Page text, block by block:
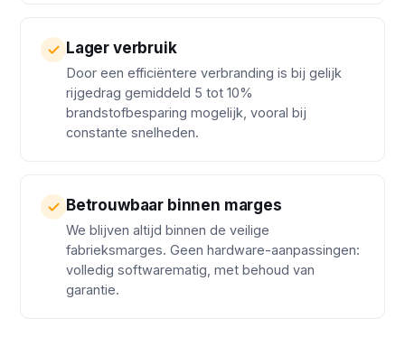
Lager verbruik
Door een efficiëntere verbranding is bij gelijk
rijgedrag gemiddeld 5 tot 10%
brandstofbesparing mogelijk, vooral bij
constante snelheden.
Betrouwbaar binnen marges
We blijven altijd binnen de veilige
fabrieksmarges. Geen hardware-aanpassingen:
volledig softwarematig, met behoud van
garantie.